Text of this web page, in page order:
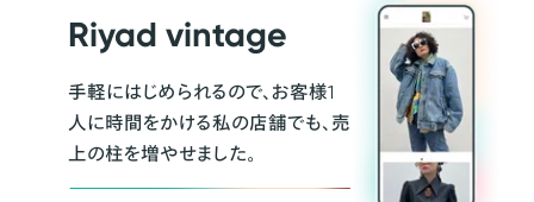
Riyad vintage
手軽にはじめられるので、お客様1
人に時間をかける私の店舗でも、売
上の柱を増やせました。